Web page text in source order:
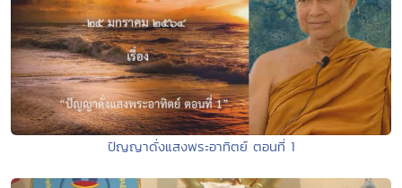
ปัญญาดั่งแสงพระอาทิตย์ ตอนที่ 1